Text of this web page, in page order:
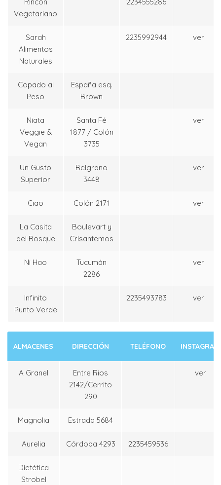
Vegetariano
Sarah
Alimentos
Naturales
2235992944 ver
Copado al
Peso
España esq.
Brown
Niata
Veggie &
Vegan
Santa Fé
1877 / Colón
3735
ver
Un Gusto
Superior
Belgrano
3448
ver
Ciao Colón 2171 ver
La Casita
del Bosque
Boulevart y
Crisantemos
Ni Hao
Tucumán
2286
ver
Infinito
Punto Verde
2235493783 ver
ALMACENES DIRECCIÓN TELÉFONO INSTAGRAM
A Granel
Entre Rios
2142/Cerrito
290
ver
Magnolia Estrada 5684
Aurelia Córdoba 4293 2235459536
Dietética
Strobel